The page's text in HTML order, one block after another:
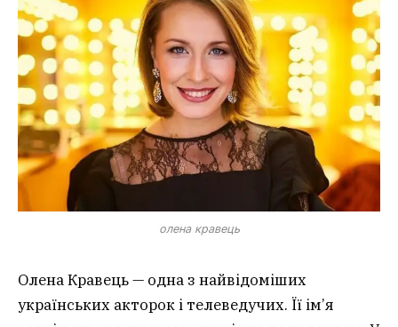
олена кравець
Олена Кравець — одна з найвідоміших
українських акторок і телеведучих. Її ім’я